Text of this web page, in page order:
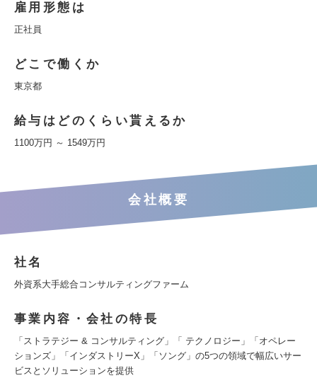
雇用形態は
正社員
どこで働くか
東京都
給与はどのくらい貰えるか
1100万円 ～ 1549万円
会社概要
社名
外資系大手総合コンサルティングファーム
事業内容・会社の特長
「ストラテジー & コンサルティング」「 テクノロジー」「オペレー
ションズ」「インダストリーX」「ソング」の5つの領域で幅広いサー
ビスとソリューションを提供